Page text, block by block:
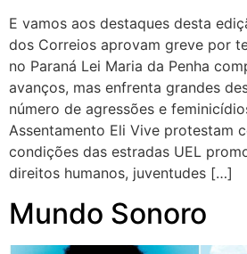
E vamos aos destaques desta
dos Correios aprovam greve por
no Paraná Lei Maria da Penha
avanços, mas enfrenta grandes
número de agressões e
Assentamento Eli Vive protestam
condições das estradas UEL
direitos humanos, juventudes […]
Mundo Sonoro